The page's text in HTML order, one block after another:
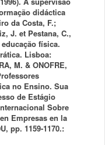
didáctica
da Costa, F.;
J. et Pestana, C.,
física.
Lisboa:
M. & ONOFRE,
no Ensino. Sua
de Estágio
Sobre
Empresas en la
pp. 1159-1170.: